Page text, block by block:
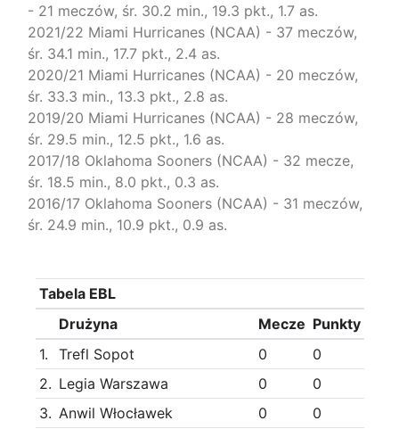
- 21 meczów, śr. 30.2 min., 19.3 pkt., 1.7 as.
2021/22 Miami Hurricanes (NCAA) - 37 meczów,
śr. 34.1 min., 17.7 pkt., 2.4 as.
2020/21 Miami Hurricanes (NCAA) - 20 meczów,
śr. 33.3 min., 13.3 pkt., 2.8 as.
2019/20 Miami Hurricanes (NCAA) - 28 meczów,
śr. 29.5 min., 12.5 pkt., 1.6 as.
2017/18 Oklahoma Sooners (NCAA) - 32 mecze,
śr. 18.5 min., 8.0 pkt., 0.3 as.
2016/17 Oklahoma Sooners (NCAA) - 31 meczów,
śr. 24.9 min., 10.9 pkt., 0.9 as.
Tabela EBL
Drużyna
Mecze Punkty
1.
Trefl Sopot 0
0
2. Legia Warszawa 0
0
3. Anwil Włocławek 0
0